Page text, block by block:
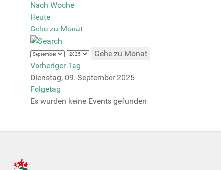
Nach Woche
Heute
Gehe zu Monat
Gehe zu Monat
Vorheriger Tag
Dienstag, 09. September 2025
Folgetag
Es wurden keine Events gefunden